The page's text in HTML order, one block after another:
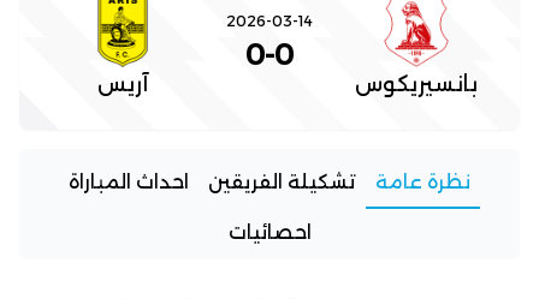
بانسيريكوس
2026-03-14
0
-
0
آريس
نظرة عامة تشكيلة الفريقين احداث المباراة
احصائيات